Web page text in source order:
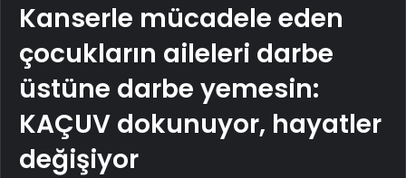
Kanserle mücadele eden
çocukların aileleri darbe
üstüne darbe yemesin:
KAÇUV dokunuyor, hayatler
değişiyor